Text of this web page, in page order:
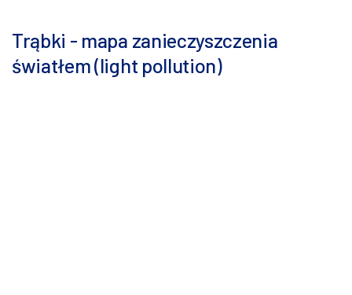
Trąbki - mapa zanieczyszczenia
światłem (light pollution)